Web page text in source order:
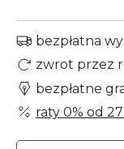
bezpłatna
zwrot przez
bezpłatne
raty 0% od